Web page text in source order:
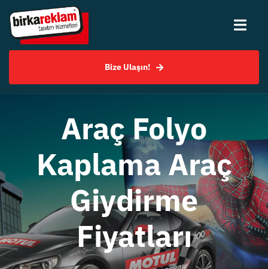
Skip
content
SSS
Bilgi Merkezi
Bize Ulaşın!
Araç Folyo
Kaplama Araç
Giydirme
Fiyatları